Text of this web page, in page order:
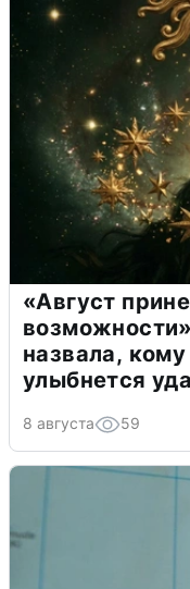
«Август
назвала,
улыбнется
8 августа 59